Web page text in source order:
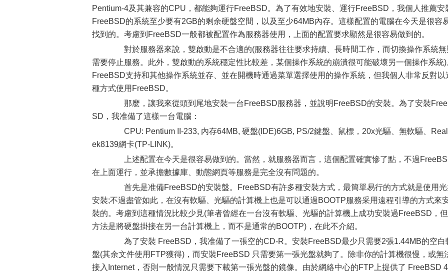
Pentium-4及其兼容的CPU，都能夠運行FreeBSD。為了有效地安裝、運行FreeBSD，我個人推薦安
FreeBSD的系統至少要有2GB的剩余硬盤空間，以及至少64MB內存。這樣配置的電腦在今天是很容
找到的。考慮到FreeBSD一般都被配置作為服務器使用，上面的配置要求顯然是很容易做到的。
對於服務器來說，雙啟動是不合適的(服務器往往要求持續、長時間工作，而切換操作系統無
需要停止服務。此外，雙啟動的系統穩定性比較差，某個操作系統的崩潰很可能破壞另一個操作系統)
FreeBSD支持和其他操作系統並存、並在開機時通過菜單選擇使用的操作系統，但我個人非常反對以
種方式使用FreeBSD。
那麼，讓我來從頭到尾地安裝一台FreeBSD服務器，並說明FreeBSD的安裝。為了安裝
SD，我准備了這樣一台電腦：
CPU: Pentium II-233, 內存64MB, 硬盤(IDE)6GB, PS/2鍵盤、鼠標，20x光驅、無軟驅、
ek8139網卡(TP-LINK)。
上述配置在今天是很容易做到的。當然，就服務器而言，這個配置確實慘了點，不過
在上面運行，並承擔數據庫、動態網頁等服務是完全沒有問題的。
首先是准備FreeBSD的安裝盤。FreeBSD有許多種安裝方式，最簡單易行的方式就是使用光
安裝;不過盡管如此，在沒有軟驅、光驅的計算機上也是可以通過BOOTP服務采用遠程引導的方式來
裝的。考慮到這種情況比較少見(筆者曾經在一台沒有軟驅、光驅的計算機上成功安裝過FreeBSD，但
方法是將硬盤掛接在另一台計算機上，而不是通常的BOOTP)，在此不介紹。
為了安裝 FreeBSD，我准備了一張空的CD-R。安裝FreeBSD最少只需要2張1.44MB的空白
盤(其余文件使用FTP獲得)，而安裝FreeBSD 只需要第一張光盤就夠了。除非你的計算機很慢，或無
接入Internet，否則一般情況只需要下載第一張光盤的鏡像。由於網絡中心的FTP上提供了 FreeBSD